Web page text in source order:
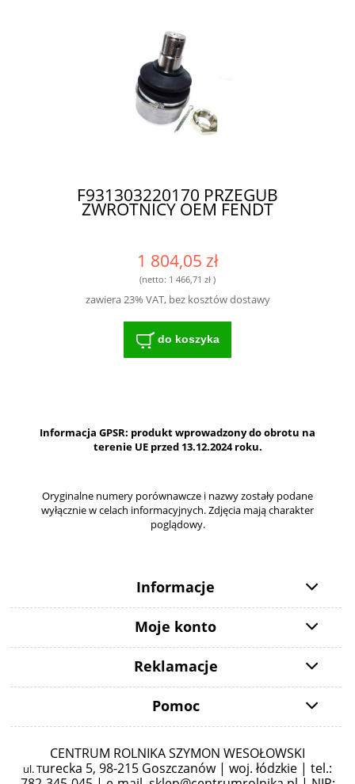
F931303220170 PRZEGUB
ZWROTNICY OEM FENDT
1 804,05 zł
(netto: 1 466,71 zł )
zawiera 23% VAT, bez kosztów dostawy
do koszyka
Informacja GPSR: produkt wprowadzony do obrotu na
terenie UE przed 13.12.2024 roku.
Oryginalne numery porównawcze i nazwy zostały podane
wyłącznie w celach informacyjnych. Zdjęcia mają charakter
poglądowy.
Informacje
Moje konto
Reklamacje
Pomoc
CENTRUM ROLNIKA SZYMON WESOŁOWSKI
ul. Turecka 5, 98-215 Goszczanów | woj. łódzkie | tel.: